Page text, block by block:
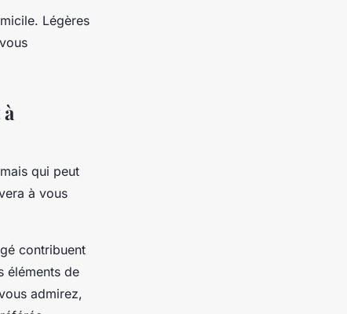
Légères
qui peut
à vous
contribuent
éléments de
admirez,